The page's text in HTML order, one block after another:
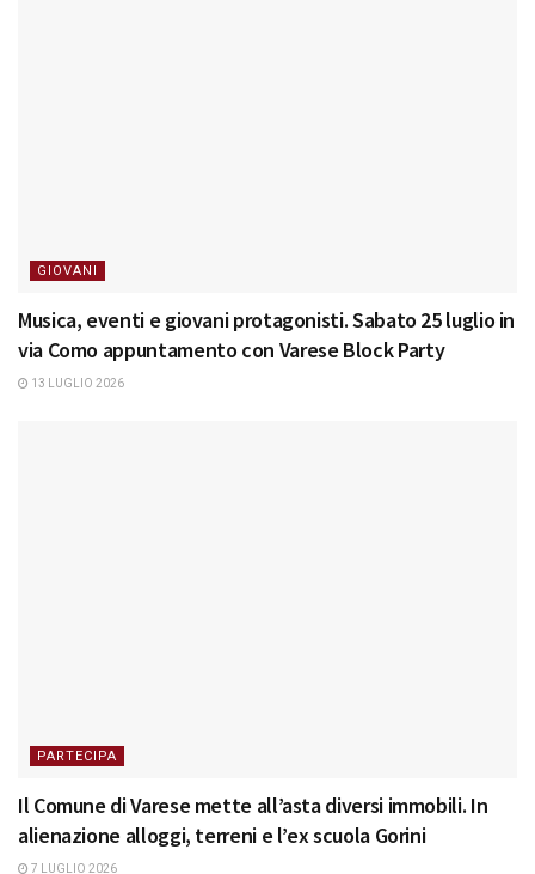
GIOVANI
Musica, eventi e giovani protagonisti. Sabato 25 luglio in
via Como appuntamento con Varese Block Party
13 LUGLIO 2026
PARTECIPA
Il Comune di Varese mette all’asta diversi immobili. In
alienazione alloggi, terreni e l’ex scuola Gorini
7 LUGLIO 2026